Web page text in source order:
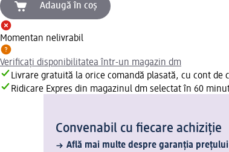
Adaugă în coș
Momentan nelivrabil
Verificați disponibilitatea într-un magazin dm
Livrare gratuită la orice comandă plasată, cu cont de
Ridicare Expres din magazinul dm selectat în 60
Convenabil cu fiecare achiziție
Află mai multe despre garanția prețului